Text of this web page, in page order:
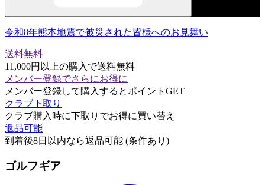
令和8年熊本地震で被災された皆様へのお見舞い
送料無料
11,000円以上の購入で送料無料
メンバー登録でさらにお得に
メンバー登録して購入するとポイントGET
クラブ下取り
クラブ購入時に下取りでお得に買い替え
返品可能
到着後8日以内なら返品可能 (条件あり)
ゴルフギア